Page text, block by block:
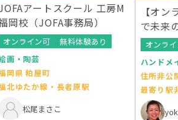
アートスクール 工房M
岡校（JOFA事務局）
オンライン可
無料体験あり
画・陶芸
岡県 粕屋町
北ゆたか線・長者原駅
松尾まさこ
【オ
で未来
ルエシ
オンラ
ハンドメ
住所非公
最寄り駅